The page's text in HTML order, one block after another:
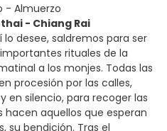
- Almuerzo
- Chiang Rai
desee, saldremos para ser
rituales de la
a los monjes. Todas las
procesión por las calles,
silencio, para recoger las
aquellos que esperan
su bendición. Tras el